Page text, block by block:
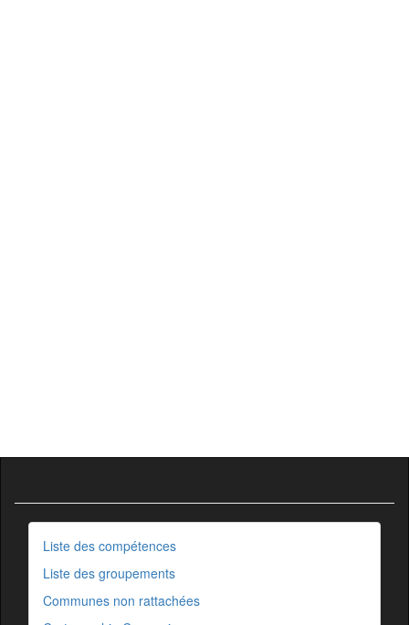
Liste des compétences
Liste des groupements
Communes non rattachées